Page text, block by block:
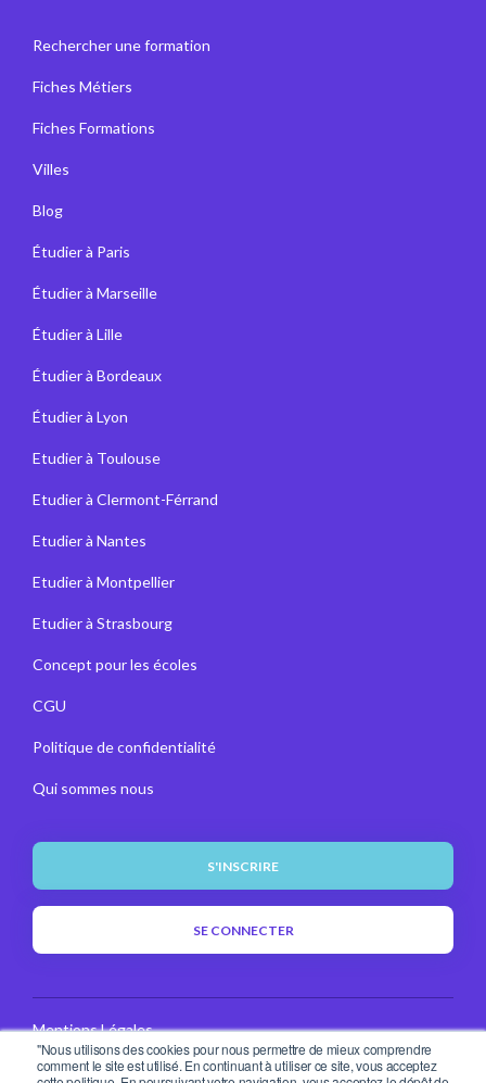
"Nous utilisons des cookies pour nous permettre de mieux comprendre
comment le site est utilisé. En continuant à utiliser ce site, vous acceptez
Rechercher une formation
Fiches Métiers
Fiches Formations
Villes
Blog
Étudier à Paris
Étudier à Marseille
Étudier à Lille
Étudier à Bordeaux
Étudier à Lyon
Etudier à Toulouse
Etudier à Clermont-Férrand
Etudier à Nantes
Etudier à Montpellier
Etudier à Strasbourg
Concept pour les écoles
CGU
Politique de confidentialité
Qui sommes nous
S'INSCRIRE
SE CONNECTER
Mentions Légales
CGU